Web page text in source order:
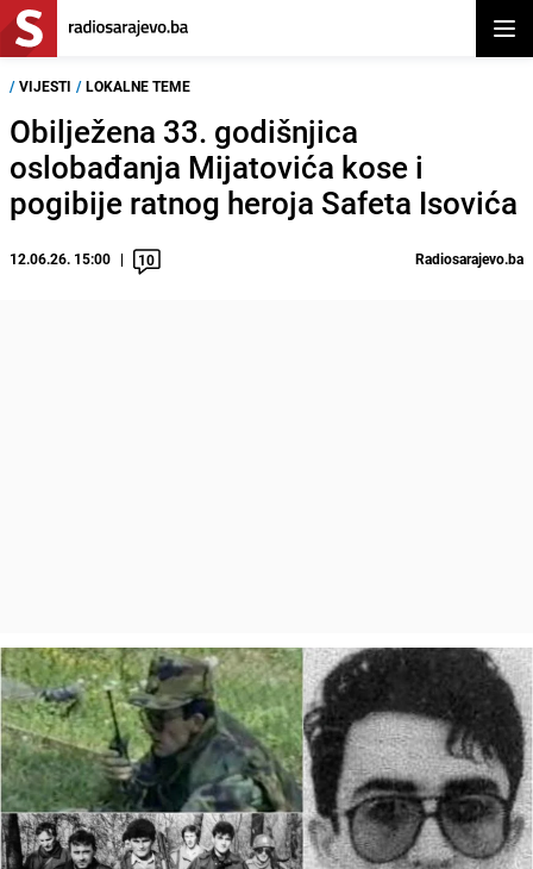
/ VIJESTI / LOKALNE TEME
Obilježena 33. godišnjica
oslobađanja Mijatovića kose i
pogibije ratnog heroja Safeta Isovića
12.06.26. 15:00 10 Radiosarajevo.ba